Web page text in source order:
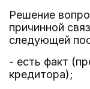
Решение
причинной
следующей
- есть факт
кредитора);